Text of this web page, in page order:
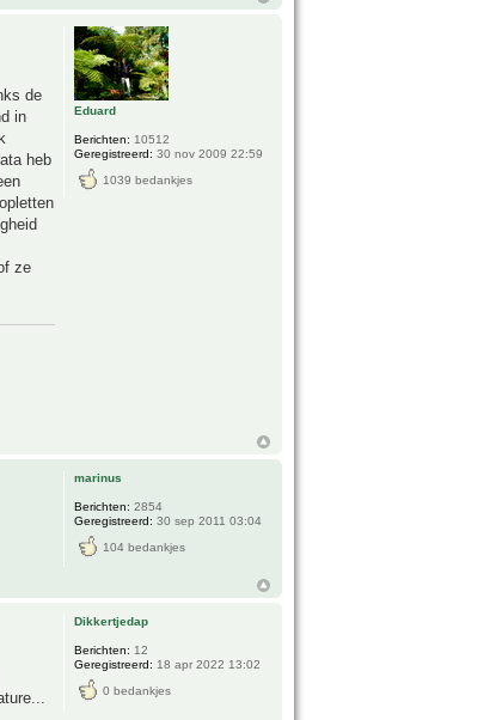
de
in
heb
ze
Eduard
Berichten: 10512
Geregistreerd: 30 nov 2009 22:59
1039 bedankjes
marinus
Berichten: 2854
Geregistreerd: 30 sep 2011 03:04
104 bedankjes
Dikkertjedap
Berichten: 12
Geregistreerd: 18 apr 2022 13:02
0 bedankjes